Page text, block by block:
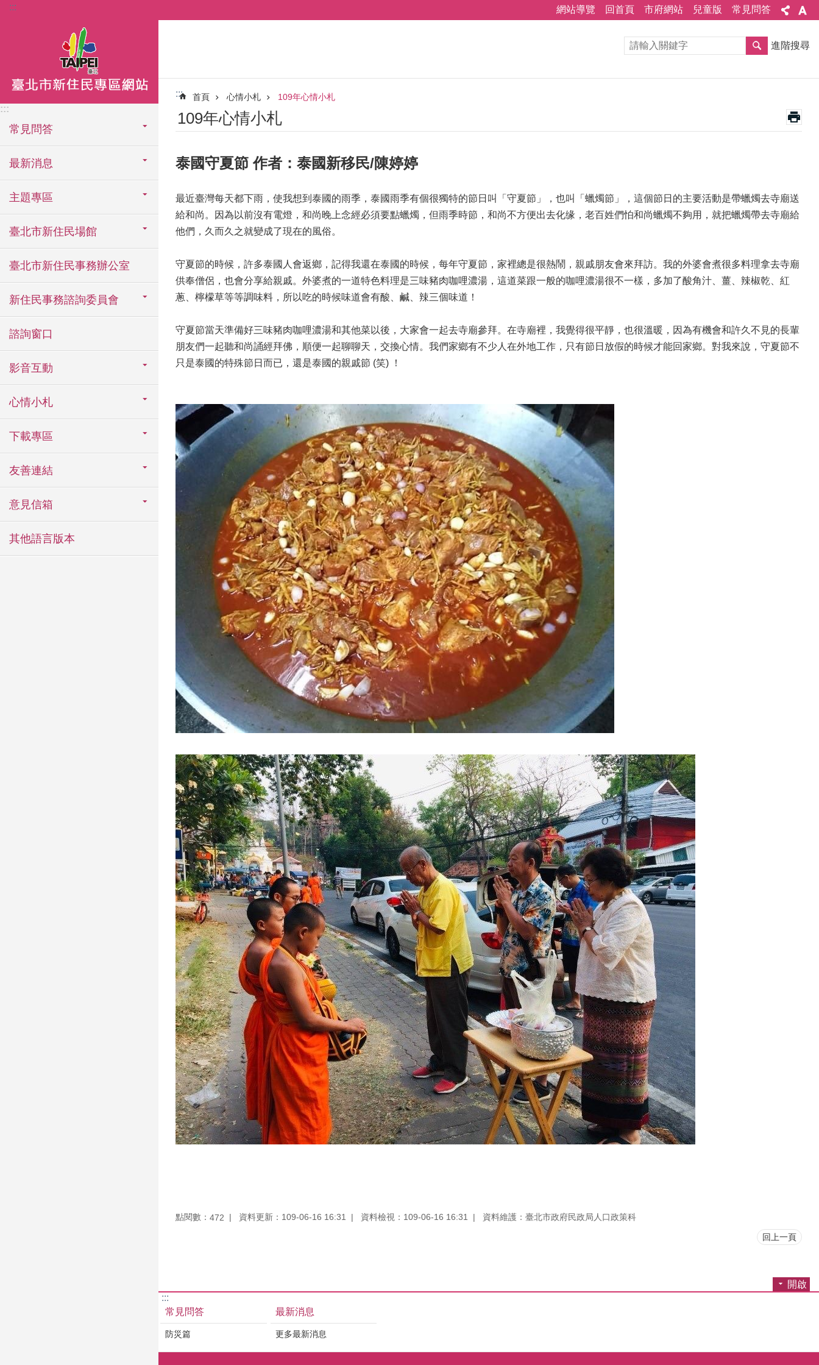
跳到主要內容區塊
::: 網站導覽 回首頁 市府網站 兒童版 常見問答
:::
常見問答
最新消息
主題專區
臺北市新住民場館
臺北市新住民事務辦公室
新住民事務諮詢委員會
諮詢窗口
影音互動
心情小札
下載專區
友善連結
意見信箱
其他語言版本
進階搜尋
::: 首頁 心情小札 109年心情小札
109年心情小札
泰國守夏節 作者：泰國新移民/陳婷婷
最近臺灣每天都下雨，使我想到泰國的雨季，泰國雨季有個很獨特的節日叫「守夏節」，也叫「蠟燭節」，這個節日的主要活動是帶蠟燭去寺廟送
給和尚。因為以前沒有電燈，和尚晚上念經必須要點蠟燭，但雨季時節，和尚不方便出去化缘，老百姓們怕和尚蠟燭不夠用，就把蠟燭帶去寺廟給
他們，久而久之就變成了現在的風俗。
守夏節的時候，許多泰國人會返鄉，記得我還在泰國的時候，每年守夏節，家裡總是很熱鬧，親戚朋友會來拜訪。我的外婆會煮很多料理拿去寺廟
供奉僧侶，也會分享給親戚。外婆煮的一道特色料理是三味豬肉咖哩濃湯，這道菜跟一般的咖哩濃湯很不一樣，多加了酸角汁、薑、辣椒乾、紅
蔥、檸檬草等等調味料，所以吃的時候味道會有酸、鹹、辣三個味道！
守夏節當天準備好三味豬肉咖哩濃湯和其他菜以後，大家會一起去寺廟參拜。在寺廟裡，我覺得很平靜，也很溫暖，因為有機會和許久不見的長輩
朋友們一起聽和尚誦經拜佛，順便一起聊聊天，交換心情。我們家鄉有不少人在外地工作，只有節日放假的時候才能回家鄉。對我來說，守夏節不
只是泰國的特殊節日而已，還是泰國的親戚節 (笑) ！
點閱數： 472 資料更新：109-06-16 16:31 資料檢視：109-06-16 16:31 資料維護：臺北市政府民政局人口政策科
回上一頁
開啟
:::
常見問答
防災篇
最新消息
更多最新消息